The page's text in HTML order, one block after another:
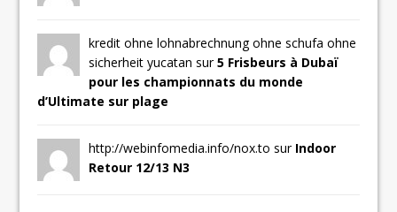
kredit ohne lohnabrechnung ohne schufa ohne
sicherheit yucatan sur5 Frisbeurs à Dubaï
pour les championnats du monde
d’Ultimate sur plage
http://webinfomedia.info/nox.to sur Indoor
Retour 12/13 N3